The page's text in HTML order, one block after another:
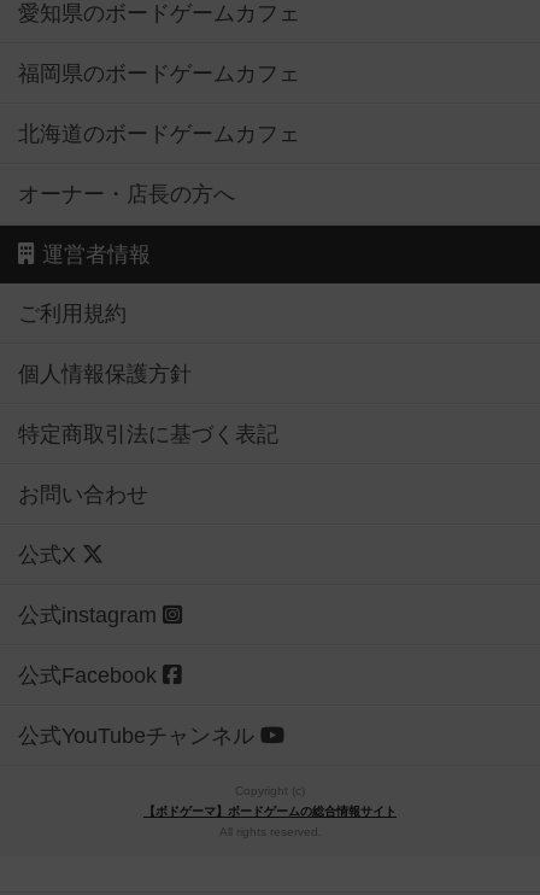
愛知県のボードゲームカフェ
福岡県のボードゲームカフェ
北海道のボードゲームカフェ
オーナー・店長の方へ
運営者情報
ご利用規約
個人情報保護方針
特定商取引法に基づく表記
お問い合わせ
公式X
公式instagram
公式Facebook
公式YouTubeチャンネル
Copyright (c)
【ボドゲーマ】ボードゲームの総合情報サイト
All rights reserved.